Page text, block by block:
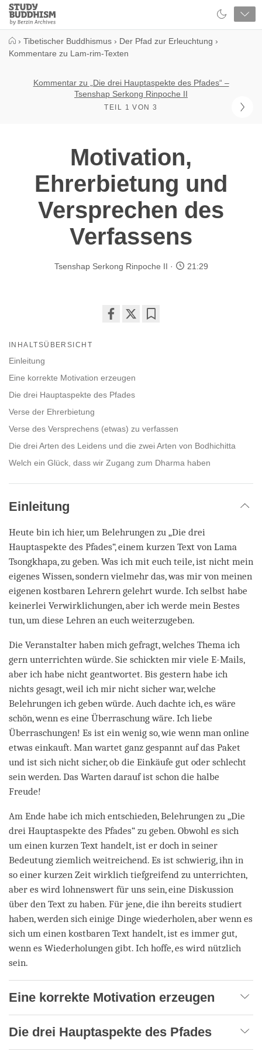
Close
Study
Buddhism
› Tibetischer Buddhismus › Der Pfad zur Erleuchtung ›
Kommentare zu Lam-rim-Texten
Kommentar zu „Die drei Hauptaspekte des Pfades“ –
Tsenshap Serkong Rinpoche II
TEIL 1 VON 3
Motivation,
Ehrerbietung und
Versprechen des
Verfassens
Tsenshap Serkong Rinpoche II 21:29
INHALTSÜBERSICHT
Einleitung
Eine korrekte Motivation erzeugen
Die drei Hauptaspekte des Pfades
Verse der Ehrerbietung
Verse des Versprechens (etwas) zu verfassen
Die drei Arten des Leidens und die zwei Arten von Bodhichitta
Welch ein Glück, dass wir Zugang zum Dharma haben
Einleitung
Heute bin ich hier, um Belehrungen zu „Die drei
Hauptaspekte des Pfades“, einem kurzen Text von Lama
Tsongkhapa, zu geben. Was ich mit euch teile, ist nicht mein
eigenes Wissen, sondern vielmehr das, was mir von meinen
eigenen kostbaren Lehrern gelehrt wurde. Ich selbst habe
keinerlei Verwirklichungen, aber ich werde mein Bestes
tun, um diese Lehren an euch weiterzugeben.
Die Veranstalter haben mich gefragt, welches Thema ich
gern unterrichten würde. Sie schickten mir viele E-Mails,
aber ich habe nicht geantwortet. Bis gestern habe ich
nichts gesagt, weil ich mir nicht sicher war, welche
Belehrungen ich geben würde. Auch dachte ich, es wäre
schön, wenn es eine Überraschung wäre. Ich liebe
Überraschungen! Es ist ein wenig so, wie wenn man online
etwas einkauft. Man wartet ganz gespannt auf das Paket
und ist sich nicht sicher, ob die Einkäufe gut oder schlecht
sein werden. Das Warten darauf ist schon die halbe
Freude!
Am Ende habe ich mich entschieden, Belehrungen zu „Die
drei Hauptaspekte des Pfades“ zu geben. Obwohl es sich
um einen kurzen Text handelt, ist er doch in seiner
Bedeutung ziemlich weitreichend. Es ist schwierig, ihn in
so einer kurzen Zeit wirklich tiefgreifend zu unterrichten,
aber es wird lohnenswert für uns sein, eine Diskussion
über den Text zu haben. Für jene, die ihn bereits studiert
haben, werden sich einige Dinge wiederholen, aber wenn es
sich um einen kostbaren Text handelt, ist es immer gut,
wenn es Wiederholungen gibt. Ich hoffe, es wird nützlich
sein.
Eine korrekte Motivation erzeugen
Die drei Hauptaspekte des Pfades